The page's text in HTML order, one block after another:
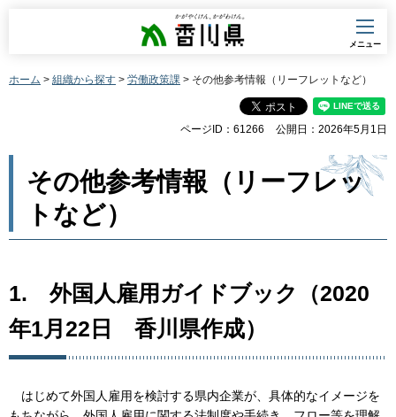
香川県
メニュー
ホーム > 組織から探す > 労働政策課 > その他参考情報（リーフレットなど）
ページID：61266 公開日：2026年5月1日
その他参考情報（リーフレッ
トなど）
1. 外国人雇用ガイドブック（2020
年1月22日
香川県作成）
は じめて外国人雇用を検討する県内企業が、具体的なイメージを